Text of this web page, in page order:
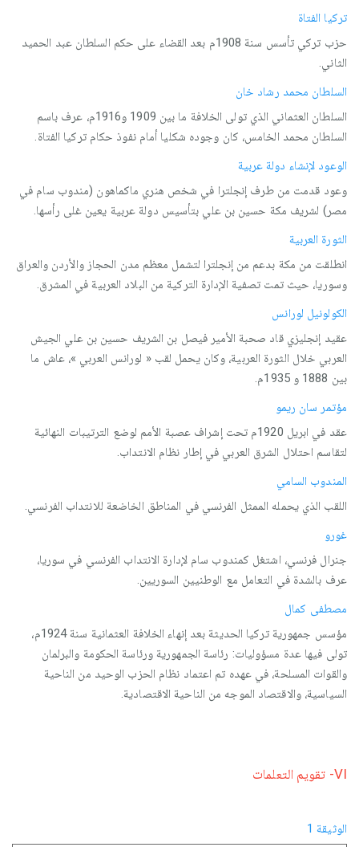
تركيا الفتاة
حزب تركي تأسس سنة 1908م بعد القضاء على حكم السلطان عبد الحميد
الثاني.
السلطان محمد رشاد خان
السلطان العثماني الذي تولى الخلافة ما بين 1909 و1916م، عرف باسم
السلطان محمد الخامس، كان وجوده شكليا أمام نفوذ حكام تركيا الفتاة.
الوعود لإنشاء دولة عربية
وعود قدمت من طرف إنجلترا في شخص هنري ماكماهون (مندوب سام في
مصر) لشريف مكة حسين بن علي بتأسيس دولة عربية يعين غلى رأسها.
الثورة العربية
انطلقت من مكة بدعم من إنجلترا لتشمل معظم مدن الحجاز والأردن والعراق
وسوريا، حيث تمت تصفية الإدارة التركية من البلاد العربية في المشرق.
الكولونيل لورانس
عقيد إنجليزي قاد صحبة الأمير فيصل بن الشريف حسين بن علي الجيش
العربي خلال الثورة العربية، وكان يحمل لقب « لورانس العربي »، عاش ما
بين 1888 و 1935م.
مؤتمر سان ريمو
عقد في ابريل 1920م تحت إشراف عصبة الأمم لوضع الترتيبات النهائية
لتقاسم احتلال الشرق العربي في إطار نظام الانتداب.
المندوب السامي
اللقب الذي يحمله الممثل الفرنسي في المناطق الخاضعة للانتداب الفرنسي.
غورو
جنرال فرنسي، اشتغل كمندوب سام لإدارة الانتداب الفرنسي في سوريا،
عرف بالشدة في التعامل مع الوطنيين السوريين.
مصطفى كمال
مؤسس جمهورية تركيا الحديثة بعد إنهاء الخلافة العثمانية سنة 1924م،
تولى فيها عدة مسؤوليات: رئاسة الجمهورية ورئاسة الحكومة والبرلمان
والقوات المسلحة، في عهده تم اعتماد نظام الحزب الوحيد من الناحية
السياسية، والاقتصاد الموجه من الناحية الاقتصادية.
VI- تقويم التعلمات
الوثيقة 1